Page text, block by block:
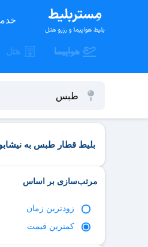
هواپیما هتل
بلیط قطار طبس به
مرتب‌سازی بر اساس
زود‌ترین زمان
کمترین قیمت